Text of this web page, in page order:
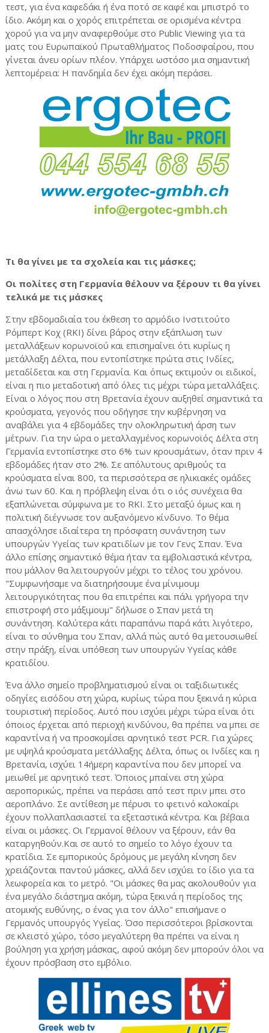
τεστ, για ένα καφεδάκι ή ένα ποτό σε καφέ και μπιστρό το
ίδιο. Ακόμη και ο χορός επιτρέπεται σε ορισμένα κέντρα
χορού για να μην αναφερθούμε στο Public Viewing για τα
ματς του Ευρωπαϊκού Πρωταθλήματος Ποδοσφαίρου, που
γίνεται άνευ ορίων πλέον. Υπάρχει ωστόσο μια σημαντική
λεπτομέρεια: Η πανδημία δεν έχει ακόμη περάσει.
Τι θα γίνει με τα σχολεία και τις μάσκες;
Οι πολίτες στη Γερμανία θέλουν να ξέρουν τι θα γίνει
τελικά με τις μάσκες
Στην εβδομαδιαία του έκθεση το αρμόδιο Ινστιτούτο
Ρόμπερτ Κοχ (RKI) δίνει βάρος στην εξάπλωση των
μεταλλάξεων κορωνοϊού και επισημαίνει ότι κυρίως η
μετάλλαξη Δέλτα, που εντοπίστηκε πρώτα στις Ινδίες,
μεταδίδεται και στη Γερμανία. Και όπως εκτιμούν οι ειδικοί,
είναι η πιο μεταδοτική από όλες τις μέχρι τώρα μεταλλάξεις.
Είναι ο λόγος που στη Βρετανία έχουν αυξηθεί σημαντικά τα
κρούσματα, γεγονός που οδήγησε την κυβέρνηση να
αναβάλει για 4 εβδομάδες την ολοκληρωτική άρση των
μέτρων. Για την ώρα ο μεταλλαγμένος κορωνοϊός Δέλτα στη
Γερμανία εντοπίστηκε στο 6% των κρουσμάτων, όταν πριν 4
εβδομάδες ήταν στο 2%. Σε απόλυτους αριθμούς τα
κρούσματα είναι 800, τα περισσότερα σε ηλικιακές ομάδες
άνω των 60. Και η πρόβλεψη είναι ότι ο ιός συνέχεια θα
εξαπλώνεται σύμφωνα με το RKI. Στο μεταξύ όμως και η
πολιτική διέγνωσε τον αυξανόμενο κίνδυνο. Το θέμα
απασχόλησε ιδιαίτερα τη πρόσφατη συνάντηση των
υπουργών Υγείας των κρατιδίων με τον Γενς Σπαν. Ένα
άλλο επίσης σημαντικό θέμα ήταν τα εμβολιαστικά κέντρα,
που μάλλον θα λειτουργούν μέχρι το τέλος του χρόνου.
"Συμφωνήσαμε να διατηρήσουμε ένα μίνιμουμ
λειτουργικότητας που θα επιτρέπει και πάλι γρήγορα την
επιστροφή στo μάξιμουμ" δήλωσε ο Σπαν μετά τη
συνάντηση. Καλύτερα κάτι παραπάνω παρά κάτι λιγότερο,
είναι το σύνθημα του Σπαν, αλλά πώς αυτό θα μετουσιωθεί
στην πράξη, είναι υπόθεση των υπουργών Υγείας κάθε
κρατιδίου.
Ένα άλλο σημείο προβληματισμού είναι οι ταξιδιωτικές
οδηγίες εισόδου στη χώρα, κυρίως τώρα που ξεκινά η κύρια
τουριστική περίοδος. Αυτό που ισχύει μέχρι τώρα είναι ότι
όποιος έρχεται από περιοχή κινδύνου, θα πρέπει να μπει σε
καραντίνα ή να προσκομίσει αρνητικό τεστ PCR. Για χώρες
με υψηλά κρούσματα μετάλλαξης Δέλτα, όπως οι Ινδίες και η
Βρετανία, ισχύει 14ήμερη καραντίνα που δεν μπορεί να
μειωθεί με αρνητικό τεστ. Όποιος μπαίνει στη χώρα
αεροπορικώς, πρέπει να περάσει από τεστ πριν μπει στο
αεροπλάνο. Σε αντίθεση με πέρυσι το φετινό καλοκαίρι
έχουν πολλαπλασιαστεί τα εξεταστικά κέντρα. Και βέβαια
είναι οι μάσκες. Οι Γερμανοί θέλουν να ξέρουν, εάν θα
καταργηθούν.Και σε αυτό το σημείο το λόγο έχουν τα
κρατίδια. Σε εμπορικούς δρόμους με μεγάλη κίνηση δεν
χρειάζονται παντού μάσκες, αλλά δεν ισχύει το ίδιο για τα
λεωφορεία και το μετρό. "Οι μάσκες θα μας ακολουθούν για
ένα μεγάλο διάστημα ακόμη, τώρα ξεκινά η περίοδος της
ατομικής ευθύνης, ο ένας για τον άλλο" επισήμανε ο
Γερμανός υπουργός Υγείας. Όσο περισσότεροι βρίσκονται
σε κλειστό χώρο, τόσο μεγαλύτερη θα πρέπει να είναι η
βούληση για χρήση μάσκας, αφού ακόμη δεν μπορούν όλοι να
έχουν πρόσβαση στο εμβόλιο.